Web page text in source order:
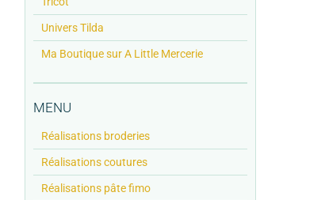
Univers Tilda
Ma Boutique sur A Little Mercerie
MENU
Réalisations broderies
Réalisations coutures
Réalisations pâte fimo